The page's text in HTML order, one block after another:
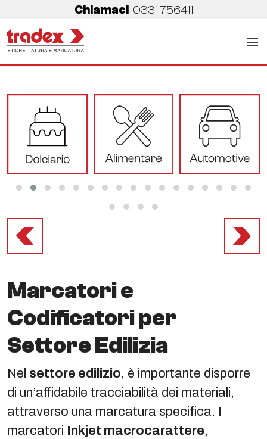
Chiamaci 0331.756411
Marcatori e
Codificatori per
Settore Edilizia
Nel settore edilizio, è importante disporre
di un’affidabile tracciabilità dei materiali,
attraverso una marcatura specifica. I
marcatori Inkjet macrocarattere,